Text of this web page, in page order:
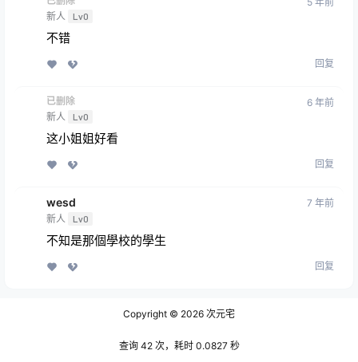
新人
Lv0
不错
回复
已删除
新人
Lv0
6 年前
这小姐姐好看
回复
wesd
新人 Lv0
7 年前
不知是那個學校的學生
回复
Copyright © 2026 次元宅
查询 42 次，耗时 0.0827 秒